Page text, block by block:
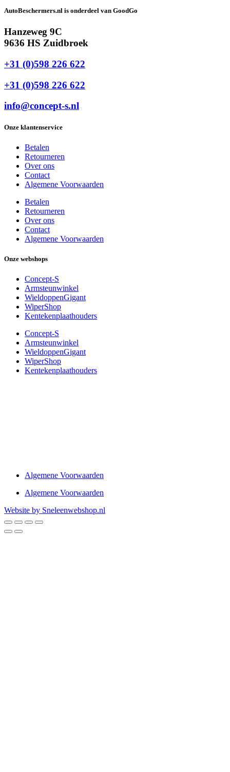
AutoBeschermers.nl is onderdeel van GoodGo
Hanzeweg 9C
9636 HS Zuidbroek
+31 (0)598 226 622
+31 (0)598 226 622
info@concept-s.nl
Onze klantenservice
Betalen
Retourneren
Over ons
Contact
Algemene Voorwaarden
Betalen
Retourneren
Over ons
Contact
Algemene Voorwaarden
Onze webshops
Concept-S
Armsteunwinkel
WieldoppenGigant
WiperShop
Kentekenplaathouders
Concept-S
Armsteunwinkel
WieldoppenGigant
WiperShop
Kentekenplaathouders
Algemene Voorwaarden
Algemene Voorwaarden
Website by Sneleenwebshop.nl